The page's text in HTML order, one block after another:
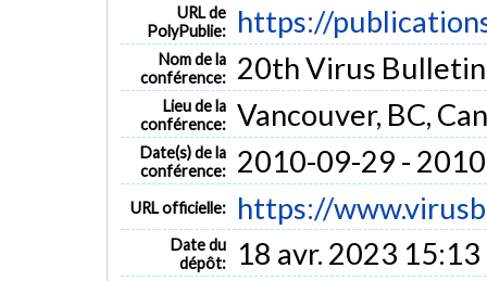
URL de
PolyPublie:
https://
Nom de la
conférence:
20th Virus
Lieu de la
conférence: Vancouver, BC,
Date(s) de la
conférence:
2010-09-29 -
URL officielle: https://
Date du
dépôt:
18 avr. 2023 15:13